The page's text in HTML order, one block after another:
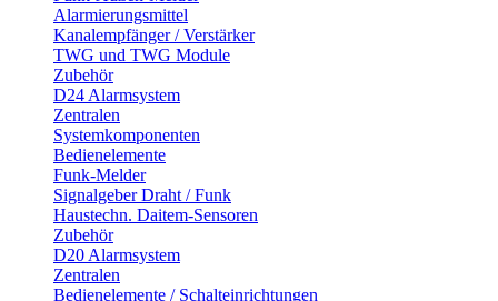
Alarmierungsmittel
Kanalempfänger / Verstärker
TWG und TWG Module
Zubehör
D24 Alarmsystem
Zentralen
Systemkomponenten
Bedienelemente
Funk-Melder
Signalgeber Draht / Funk
Haustechn. Daitem-Sensoren
Zubehör
D20 Alarmsystem
Zentralen
Bedienelemente / Schalteinrichtungen